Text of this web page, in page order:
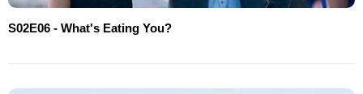
S02E06 - What's Eating You?